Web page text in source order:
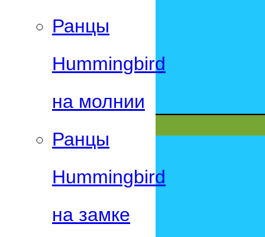
Ранцы
Hummingbird
на молнии
Ранцы
Hummingbird
на замке